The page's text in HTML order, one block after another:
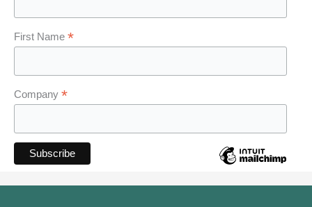
First Name *
Company *